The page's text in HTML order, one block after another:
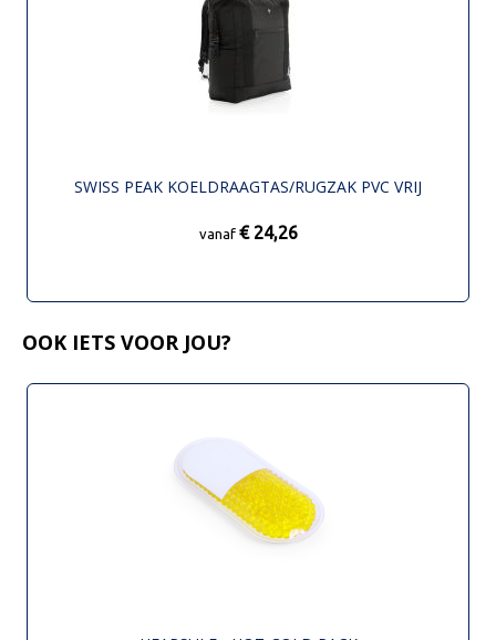
SWISS PEAK KOELDRAAGTAS/RUGZAK PVC VRIJ
vanaf € 24,26
OOK IETS VOOR JOU?